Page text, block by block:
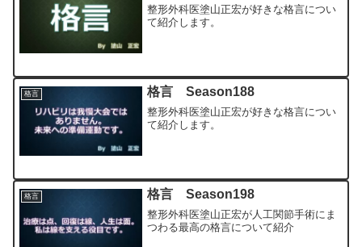
整形外科医塗山正宏が好きな格言につい
て紹介します。
格言 格言 Season188
整形外科医塗山正宏が好きな格言につい
て紹介します。
格言 格言 Season198
整形外科医塗山正宏が人工関節手術にま
つわる最高の格言について紹介